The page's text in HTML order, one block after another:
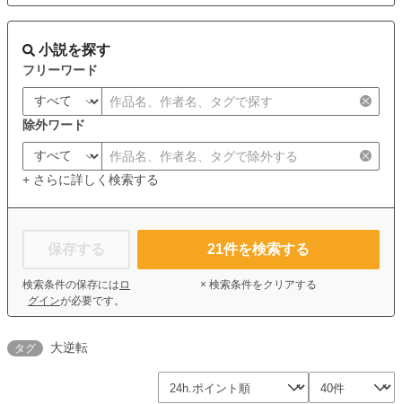
小説を探す
フリーワード
除外ワード
+ さらに詳しく検索する
保存する
検索条件の保存には ロ
グインが必要です。
21件を検索する
× 検索条件をクリアする
タグ 大逆転